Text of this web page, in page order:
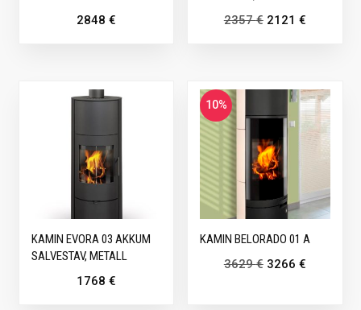
2848 €
2357€ 2121 €
KAMIN EVORA 03 AKKUM
SALVESTAV, METALL
1768 €
10%
KAMIN BELORADO 01 A
3629€ 3266 €